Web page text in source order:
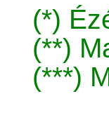
(*)
(**)
(***)